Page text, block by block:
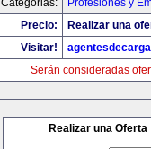
Categorias:
Profesiones y
Precio:
Realizar una
Visitar!
Serán consideradas
Realizar una Oferta